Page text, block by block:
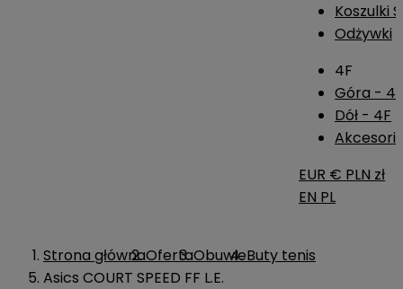
Koszulki
Odżywki
4F
Góra -
Dół - 4F
EUR € PLN zł
EN PL
Strona głównaOfertaObuwieButy tenis
Asics COURT SPEED FF L.E.